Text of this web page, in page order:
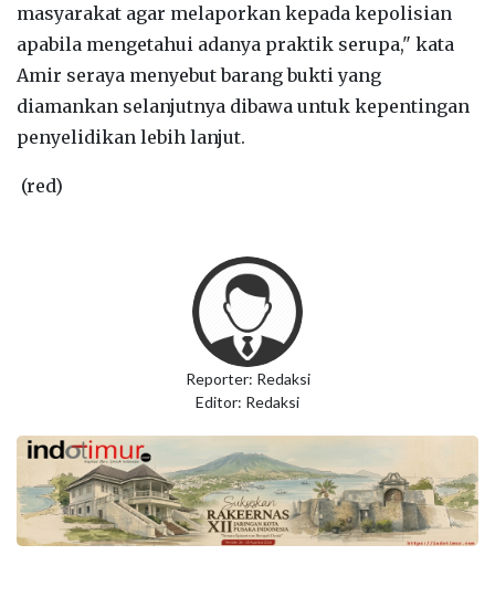
masyarakat agar melaporkan kepada kepolisian
apabila mengetahui adanya praktik serupa," kata
Amir seraya menyebut barang bukti yang
diamankan selanjutnya dibawa untuk kepentingan
penyelidikan lebih lanjut.
(red)
Reporter: Redaksi
Editor: Redaksi